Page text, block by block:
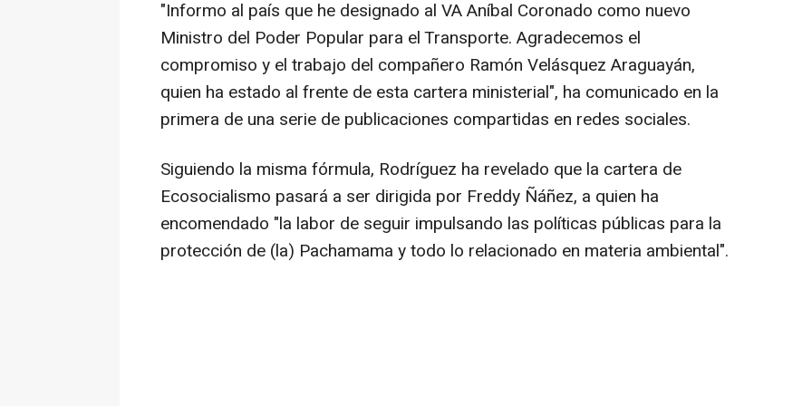
"Informo al país que he designado al VA Aníbal Coronado como nuevo
Ministro del Poder Popular para el Transporte. Agradecemos el
compromiso y el trabajo del compañero Ramón Velásquez Araguayán,
quien ha estado al frente de esta cartera ministerial", ha comunicado en la
primera de una serie de publicaciones compartidas en redes sociales.
Siguiendo la misma fórmula, Rodríguez ha revelado que la cartera de
Ecosocialismo pasará a ser dirigida por Freddy Ñáñez, a quien ha
encomendado "la labor de seguir impulsando las políticas públicas para la
protección de (la) Pachamama y todo lo relacionado en materia ambiental".